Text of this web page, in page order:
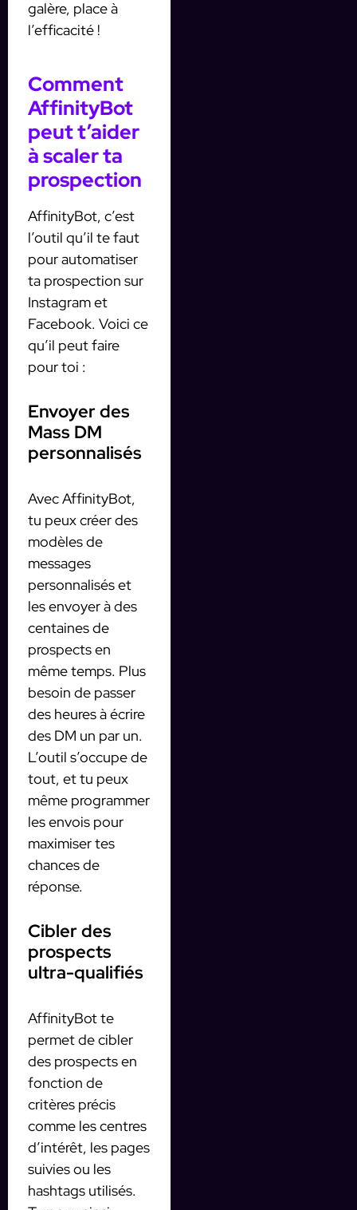
galère, place à
l’efficacité !
Comment
AffinityBot
peut t’aider
à scaler ta
prospection
AffinityBot, c’est
l’outil qu’il te faut
pour automatiser
ta prospection sur
Instagram et
Facebook. Voici ce
qu’il peut faire
pour toi :
Envoyer des
Mass DM
personnalisés
Avec AffinityBot,
tu peux créer des
modèles de
messages
personnalisés et
les envoyer à des
centaines de
prospects en
même temps. Plus
besoin de passer
des heures à écrire
des DM un par un.
L’outil s’occupe de
tout, et tu peux
même programmer
les envois pour
maximiser tes
chances de
réponse.
Cibler des
prospects
ultra-qualifiés
AffinityBot te
permet de cibler
des prospects en
fonction de
critères précis
comme les centres
d’intérêt, les pages
suivies ou les
hashtags utilisés.